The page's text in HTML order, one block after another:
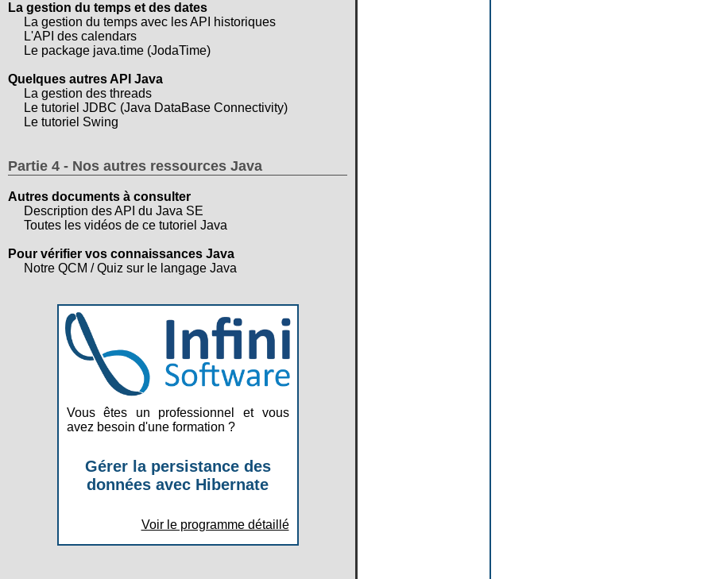
La gestion du temps et des dates
La gestion du temps avec les API historiques
L'API des calendars
Le package java.time (JodaTime)
Quelques autres API Java
La gestion des threads
Le tutoriel JDBC (Java DataBase Connectivity)
Le tutoriel Swing
Partie 4 - Nos autres ressources Java
Autres documents à consulter
Description des API du Java SE
Toutes les vidéos de ce tutoriel Java
Pour vérifier vos connaissances Java
Notre QCM / Quiz sur le langage Java
Vous êtes un professionnel et vous
avez besoin d'une formation ?
Gérer la persistance des
données avec Hibernate
Voir le programme détaillé